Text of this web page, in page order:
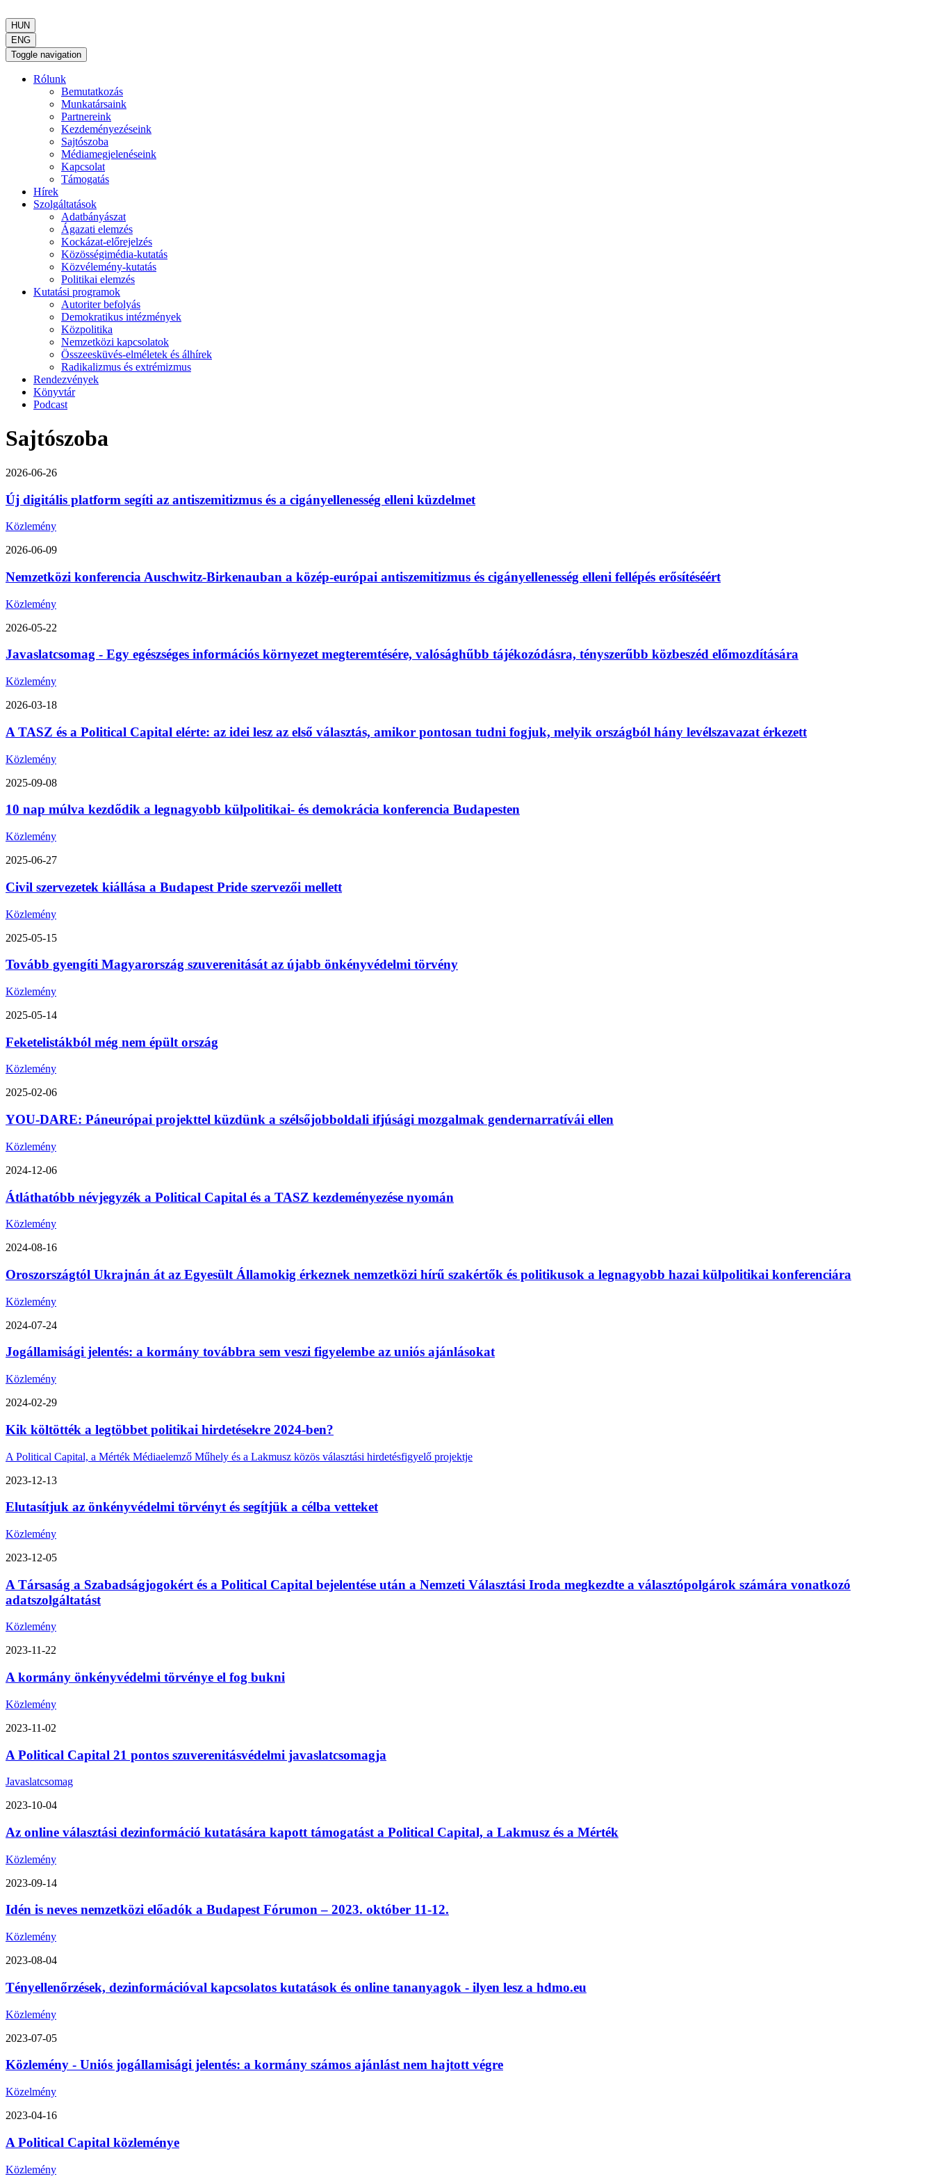
HUN
ENG
Toggle navigation
Rólunk
Bemutatkozás
Munkatársaink
Partnereink
Kezdeményezéseink
Sajtószoba
Médiamegjelenéseink
Kapcsolat
Támogatás
Hírek
Szolgáltatások
Adatbányászat
Ágazati elemzés
Kockázat-előrejelzés
Közösségimédia-kutatás
Közvélemény-kutatás
Politikai elemzés
Kutatási programok
Autoriter befolyás
Demokratikus intézmények
Közpolitika
Nemzetközi kapcsolatok
Összeesküvés-elméletek és álhírek
Radikalizmus és extrémizmus
Rendezvények
Könyvtár
Podcast
Sajtószoba
2026-06-26
Új digitális platform segíti az antiszemitizmus és a cigányellenesség elleni küzdelmet
Közlemény
2026-06-09
Nemzetközi konferencia Auschwitz-Birkenauban a közép-európai antiszemitizmus és cigányellenesség elleni fellépés erősítéséért
Közlemény
2026-05-22
Javaslatcsomag - Egy egészséges információs környezet megteremtésére, valósághűbb tájékozódásra, tényszerűbb közbeszéd előmozdítására
Közlemény
2026-03-18
A TASZ és a Political Capital elérte: az idei lesz az első választás, amikor pontosan tudni fogjuk, melyik országból hány levélszavazat érkezett
Közlemény
2025-09-08
10 nap múlva kezdődik a legnagyobb külpolitikai- és demokrácia konferencia Budapesten
Közlemény
2025-06-27
Civil szervezetek kiállása a Budapest Pride szervezői mellett
Közlemény
2025-05-15
Tovább gyengíti Magyarország szuverenitását az újabb önkényvédelmi törvény
Közlemény
2025-05-14
Feketelistákból még nem épült ország
Közlemény
2025-02-06
YOU-DARE: Páneurópai projekttel küzdünk a szélsőjobboldali ifjúsági mozgalmak gendernarratívái ellen
Közlemény
2024-12-06
Átláthatóbb névjegyzék a Political Capital és a TASZ kezdeményezése nyomán
Közlemény
2024-08-16
Oroszországtól Ukrajnán át az Egyesült Államokig érkeznek nemzetközi hírű szakértők és politikusok a legnagyobb hazai külpolitikai konferenciára
Közlemény
2024-07-24
Jogállamisági jelentés: a kormány továbbra sem veszi figyelembe az uniós ajánlásokat
Közlemény
2024-02-29
Kik költötték a legtöbbet politikai hirdetésekre 2024-ben?
A Political Capital, a Mérték Médiaelemző Műhely és a Lakmusz közös választási hirdetésfigyelő projektje
2023-12-13
Elutasítjuk az önkényvédelmi törvényt és segítjük a célba vetteket
Közlemény
2023-12-05
A Társaság a Szabadságjogokért és a Political Capital bejelentése után a Nemzeti Választási Iroda megkezdte a választópolgárok számára vonatkozó
adatszolgáltatást
Közlemény
2023-11-22
A kormány önkényvédelmi törvénye el fog bukni
Közlemény
2023-11-02
A Political Capital 21 pontos szuverenitásvédelmi javaslatcsomagja
Javaslatcsomag
2023-10-04
Az online választási dezinformáció kutatására kapott támogatást a Political Capital, a Lakmusz és a Mérték
Közlemény
2023-09-14
Idén is neves nemzetközi előadók a Budapest Fórumon – 2023. október 11-12.
Közlemény
2023-08-04
Tényellenőrzések, dezinformációval kapcsolatos kutatások és online tananyagok - ilyen lesz a hdmo.eu
Közlemény
2023-07-05
Közlemény - Uniós jogállamisági jelentés: a kormány számos ajánlást nem hajtott végre
Közelmény
2023-04-16
A Political Capital közleménye
Közlemény